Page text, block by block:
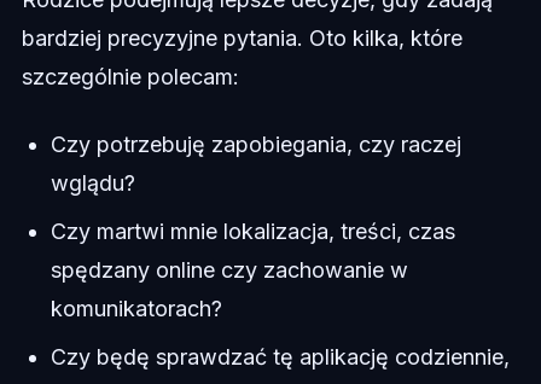
bardziej precyzyjne pytania. Oto kilka, które
szczególnie polecam:
Czy potrzebuję zapobiegania, czy raczej
wglądu?
Czy martwi mnie lokalizacja, treści, czas
spędzany online czy zachowanie w
komunikatorach?
Czy będę sprawdzać tę aplikację codziennie,